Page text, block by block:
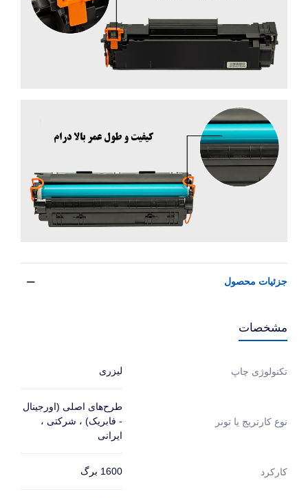
جزئیات محصول
مشخصات
تکنولوژی چاپ لیزری
نوع کارتریج یا تونر
طرح‌های اصلی (اورجینال
- فابریک) ، شرکتی ،
ایرانی
کارکرد 1600 برگ